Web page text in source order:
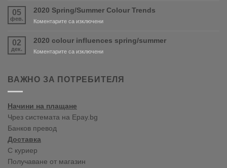
soon!
shop
Varna
05
фев.
2020 Spring/Summer Colour Trends
Коментарите са изключениза
Spring/Summer
Trends
02
дек.
2020 colour influences spring/summer
Коментарите са изключениза
influences
ВАЖНО ЗА ПОТРЕБИТЕЛЯ
Начини на плащане
Чрез системата на Epay.bg
Банков превод
Доставка
С куриер
Получаване от магазин